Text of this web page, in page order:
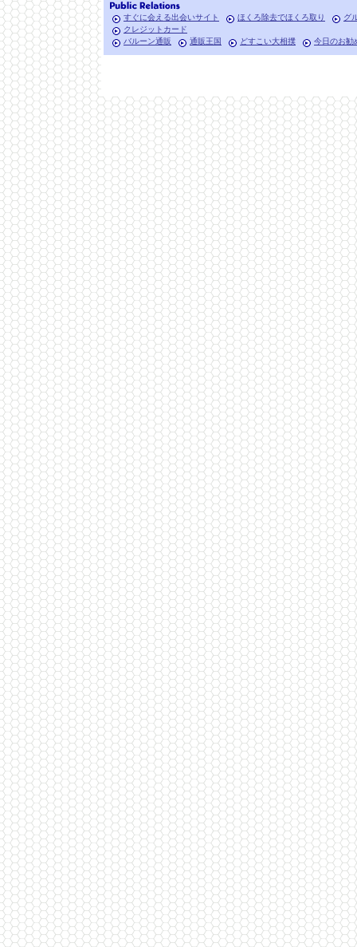
すぐに会える出会いサイト ほくろ除去でほくろ取り
グ
クレジットカード
バルーン通販
通販王国 どすこい大相撲 今日のお勧